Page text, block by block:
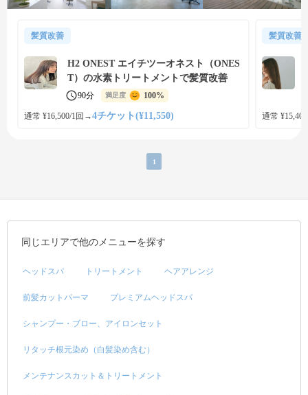
髪質改善
H2 ONEST エイチツーオネスト（ONES
T）の水素トリートメントで髪質改善
90分 満足度 100%
通常 ¥16,500/1回 →4チケット(¥11,550)
髪質改善
通常
1
同じエリアで他のメニューを探す
ヘッドスパ トリートメント ヘアアレンジ
前髪カットパーマ プレミアムヘッドスパ
シャンプー・ブロー、アイロンセット
リタッチ根元染め（白髪染め含む）
メンテナンスカット＆トリートメント